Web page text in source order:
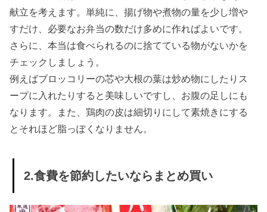
献立を考えます。単純に、揚げ物や煮物の量を少し増や
すだけ、必要なお弁当の数だけ多めに作ればよいです。
さらに、本当は食べられるのに捨てている物がないかを
チェックしましょう。
例えばブロッコリーの芯や大根の葉は炒め物にしたりス
ープに入れたりすると美味しいですし、お腹の足しにも
なります。また、鶏肉の皮は細切りにして素焼きにする
とそれほど脂っぽくなりません。
2.食費を節約したいならまとめ買い